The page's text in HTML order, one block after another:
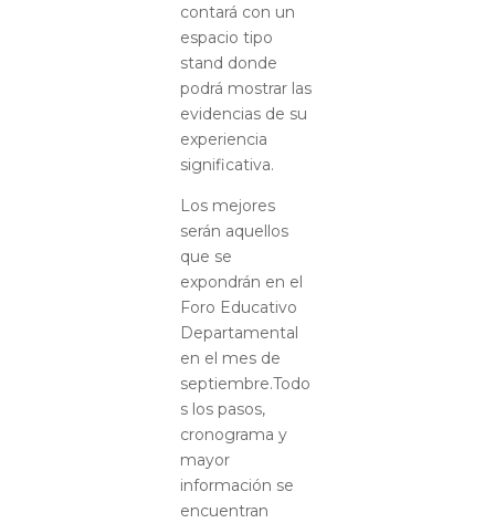
contará con un
espacio tipo
stand donde
podrá mostrar las
evidencias de su
experiencia
significativa.
Los mejores
serán aquellos
que se
expondrán en el
Foro Educativo
Departamental
en el mes de
septiembre.Todo
s los pasos,
cronograma y
mayor
información se
encuentran